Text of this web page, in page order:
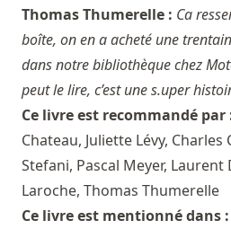
Thomas Thumerelle : Ca
boîte, on en a acheté une
dans notre bibliothèque chez
peut le lire, c’est une s.uper
Ce livre est recommandé par
Chateau, Juliette Lévy, Charles
Stefani, Pascal Meyer, Laurent
Laroche, Thomas Thumerelle
Ce livre est mentionné dans :